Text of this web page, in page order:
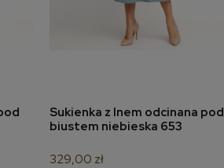
dodaj do koszyka
Sukienka z lnem odcinana pod
biustem niebieska 653
329,00 zł